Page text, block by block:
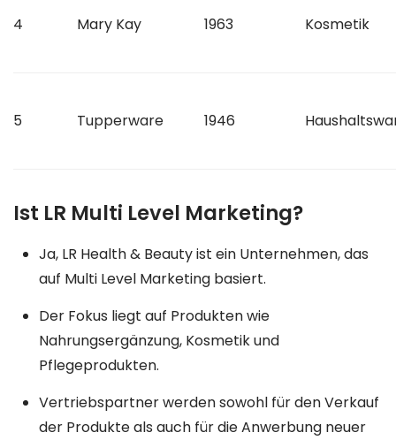
4 Mary Kay 1963 Kosmetik
5 Tupperware 1946
Ist LR Multi Level Marketing?
Ja, LR Health & Beauty ist ein Unternehmen, das
auf Multi Level Marketing basiert.
Der Fokus liegt auf Produkten wie
Nahrungsergänzung, Kosmetik und
Pflegeprodukten.
Vertriebspartner werden sowohl für den Verkauf
der Produkte als auch für die Anwerbung neuer